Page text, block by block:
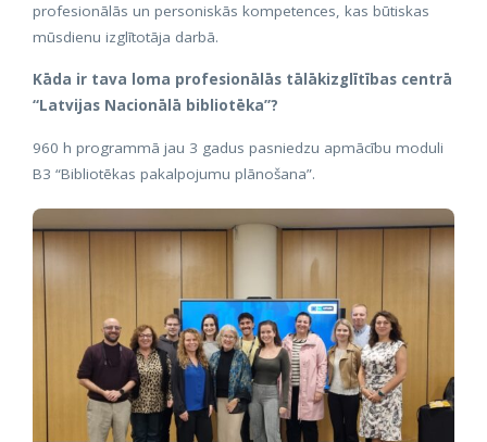
profesionālās un personiskās kompetences, kas būtiskas
mūsdienu izglītotāja darbā.
Kāda ir tava loma profesionālās tālākizglītības centrā
“Latvijas Nacionālā bibliotēka”?
960 h programmā jau 3 gadus pasniedzu apmācību moduli
B3 “Bibliotēkas pakalpojumu plānošana”.